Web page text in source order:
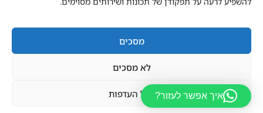
מסכים
לא מסכים
נהל העדפות
תנאי שימוש
מדיניות פרטיות
© 2026 כל הזכויות שמורות לד"ר יאנג.
איך אפשר לעזור?